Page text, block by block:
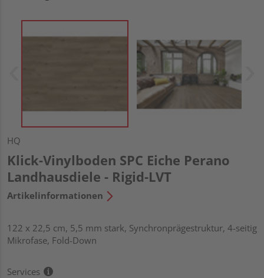
HQ
Klick-Vinylboden SPC Eiche Perano
Landhausdiele - Rigid-LVT
Artikelinformationen
122 x 22,5 cm, 5,5 mm stark, Synchronprägestruktur, 4-seitig
Mikrofase, Fold-Down
Services